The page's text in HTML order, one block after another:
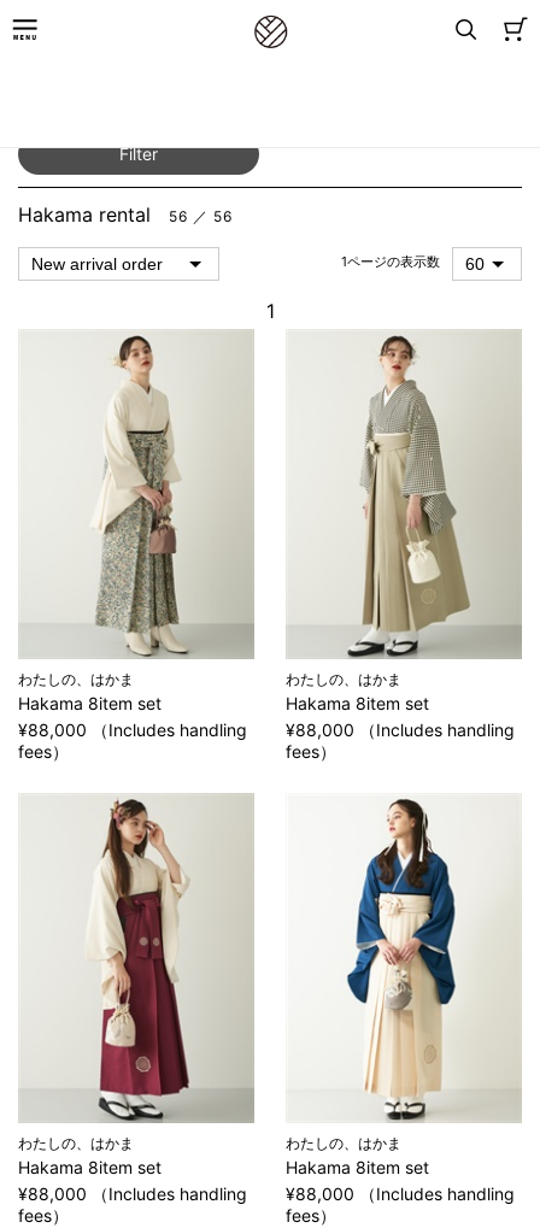
Filter
Hakama rental 56 ／ 56
1ページの表示数
1
わたしの、はかま
Hakama 8item set
¥88,000 （Includes handling
fees）
わたしの、はかま
Hakama 8item set
¥88,000 （Includes handling
fees）
わたしの、はかま
Hakama 8item set
¥88,000 （Includes handling
fees）
わたしの、はかま
Hakama 8item set
¥88,000 （Includes handling
fees）